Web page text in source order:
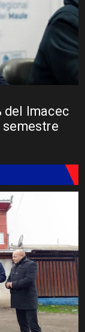
del Imacec
semestre